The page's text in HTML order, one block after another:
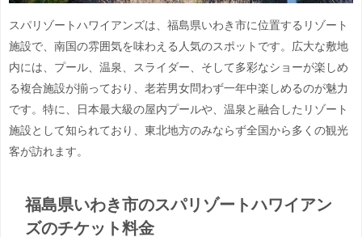
スパリゾートハワイアンズは、福島県いわき市に位置するリゾート
施設で、南国の雰囲気を味わえる人気のスポットです。広大な敷地
内には、プール、温泉、スライダー、そして多彩なショーが楽しめ
る複合施設が揃っており、老若男女問わず一年中楽しめるのが魅力
です。特に、日本最大級の屋内プールや、温泉と融合したリゾート
施設として知られており、東北地方のみならず全国から多くの観光
客が訪れます。
福島県いわき市のスパリゾートハワイアン
ズのチケット料金